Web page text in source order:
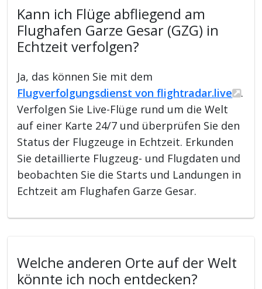
Kann ich Flüge abfliegend am
Flughafen Garze Gesar (GZG) in
Echtzeit verfolgen?
Ja, das können Sie mit dem
Flugverfolgungsdienst von flightradar.live
.
Verfolgen Sie Live-Flüge rund um die Welt
auf einer Karte 24/7 und überprüfen Sie den
Status der Flugzeuge in Echtzeit. Erkunden
Sie detaillierte Flugzeug- und Flugdaten und
beobachten Sie die Starts und Landungen in
Echtzeit am Flughafen Garze Gesar.
Welche anderen Orte auf der Welt
könnte ich noch entdecken?